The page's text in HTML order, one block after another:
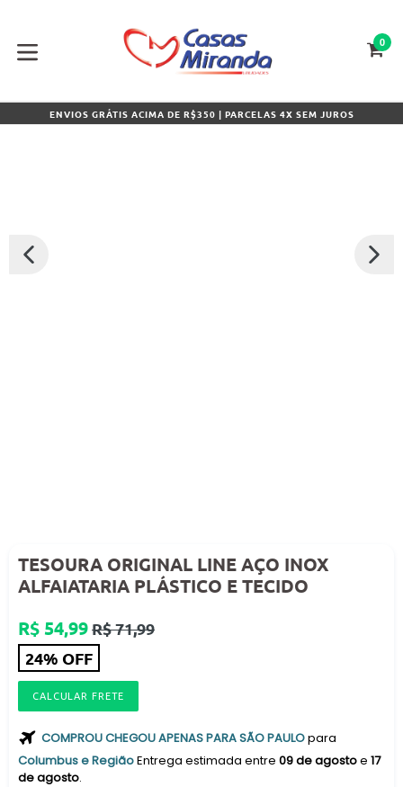
conteúdo
0
ENVIOS GRÁTIS ACIMA DE R$350 | PARCELAS 4X SEM JUROS
TESOURA ORIGINAL LINE AÇO INOX
ALFAIATARIA PLÁSTICO E TECIDO
Preço
normal
R$ 54,99R$ 71,99
24% OFF
CALCULAR FRETE
COMPROU CHEGOU APENAS PARA SÃO PAULOpara
Columbus e RegiãoEntrega estimada entre 09 de agostoe 17
de agosto.